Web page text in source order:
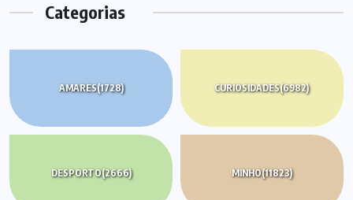
Categorias
AMARES(1728) CURIOSIDADES(6982)
DESPORTO(2666) MINHO(11823)